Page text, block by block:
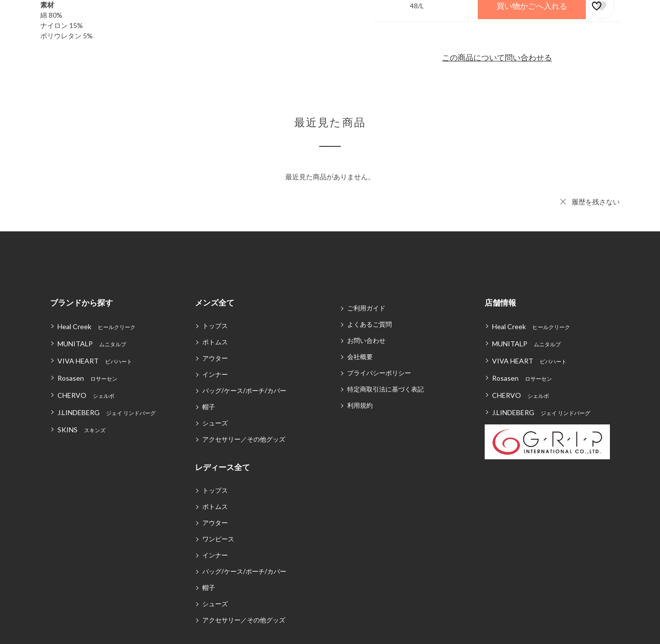
素材
綿 80%
ナイロン 15%
ポリウレタン 5%
48/L 買い物かごへ入れる
この商品について問い合わせる
最近見た商品
最近見た商品がありません。
履歴を残さない
ブランドから探す
Heal Creek ヒールクリーク
MUNITALP ムニタルプ
VIVA HEART ビバハート
Rosasen ロサーセン
CHERVO シェルボ
J.LINDEBERG ジェイ リンドバーグ
SKINS スキンズ
メンズ全て
トップス
ボトムス
アウター
インナー
バッグ/ケース/ポーチ/カバー
帽子
シューズ
アクセサリー／その他グッズ
レディース全て
トップス
ボトムス
アウター
ワンピース
インナー
バッグ/ケース/ポーチ/カバー
帽子
シューズ
アクセサリー／その他グッズ
ご利用ガイド
よくあるご質問
お問い合わせ
会社概要
プライバシーポリシー
特定商取引法に基づく表記
利用規約
店舗情報
Heal Creek ヒールクリーク
MUNITALP ムニタルプ
VIVA HEART ビバハート
Rosasen ロサーセン
CHERVO シェルボ
J.LINDEBERG ジェイ リンドバーグ